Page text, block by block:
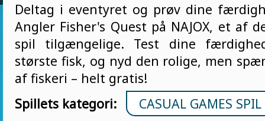
Deltag i eventyret og prøv dine
Angler Fisher's Quest på NAJOX, et af
spil tilgængelige. Test dine
største fisk, og nyd den rolige, men
af fiskeri – helt gratis!
Spillets kategori:
CASUAL GAMES SPIL